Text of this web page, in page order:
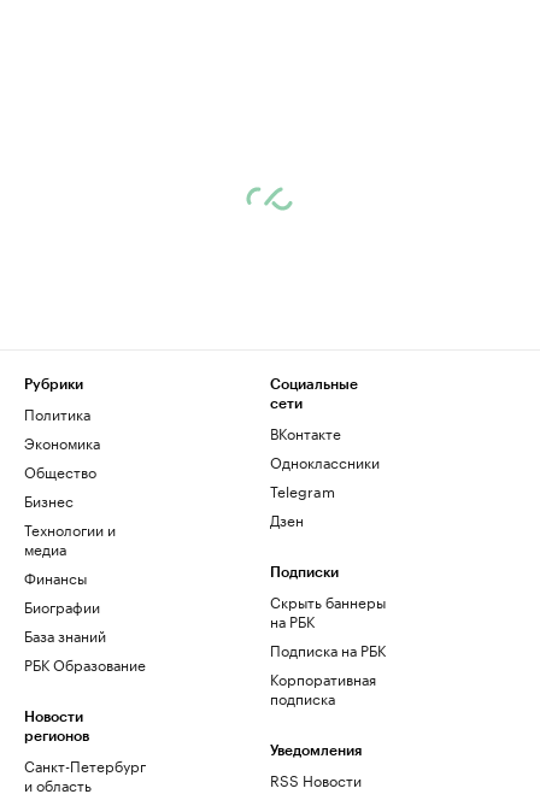
Рубрики
Политика
Экономика
Общество
Бизнес
Технологии и
медиа
Финансы
Биографии
База знаний
РБК Образование
Новости
регионов
Санкт-Петербург
и область
Социальные
сети
ВКонтакте
Одноклассники
Telegram
Дзен
Подписки
Скрыть баннеры
на РБК
Подписка на РБК
Корпоративная
подписка
Уведомления
RSS Новости